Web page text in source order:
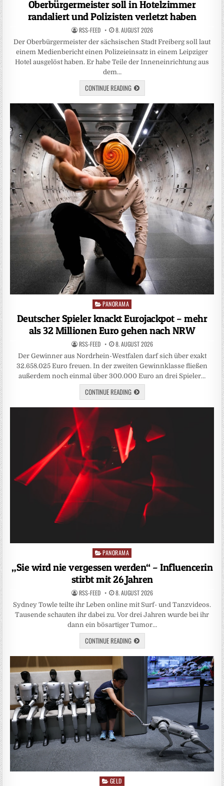
Oberbürgermeister soll in Hotelzimmer
randaliert und Polizisten verletzt haben
RSS-FEED 8. AUGUST 2026
Der Oberbürgermeister der sächsischen Stadt Freiberg soll laut
einem Medienbericht einen Polizeieinsatz in einem Leipziger
Hotel ausgelöst haben. Er habe Teile der Inneneinrichtung aus
dem…
CONTINUE READING
Posted
in
PANORAMA
Deutscher Spieler knackt Eurojackpot – mehr
als 32 Millionen Euro gehen nach NRW
RSS-FEED 8. AUGUST 2026
Der Gewinner aus Nordrhein-Westfalen darf sich über exakt
32.658.025 Euro freuen. In der zweiten Gewinnklasse fließen
außerdem noch einmal über 300.000 Euro an drei Spieler…
CONTINUE READING
Posted
PANORAMA
„Sie wird nie vergessen werden“ – Influencerin
stirbt mit 26 Jahren
RSS-FEED 8. AUGUST 2026
Sydney Towle teilte ihr Leben online mit Surf- und Tanzvideos.
Tausende schauten ihr dabei zu. Vor drei Jahren wurde bei ihr
dann ein bösartiger Tumor…
CONTINUE READING
Posted
GELD